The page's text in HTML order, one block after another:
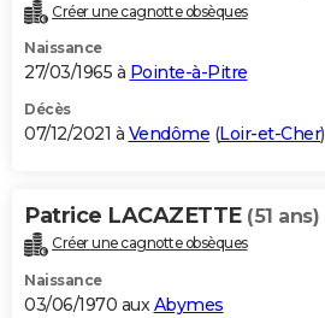
Créer une cagnotte obsèques
Naissance
27/03/1965 à Pointe-à-Pitre
Décès
07/12/2021 à Vendôme (Loir-et-Cher)
Patrice LACAZETTE (51 ans)
Créer une cagnotte obsèques
Naissance
03/06/1970 auxAbymes